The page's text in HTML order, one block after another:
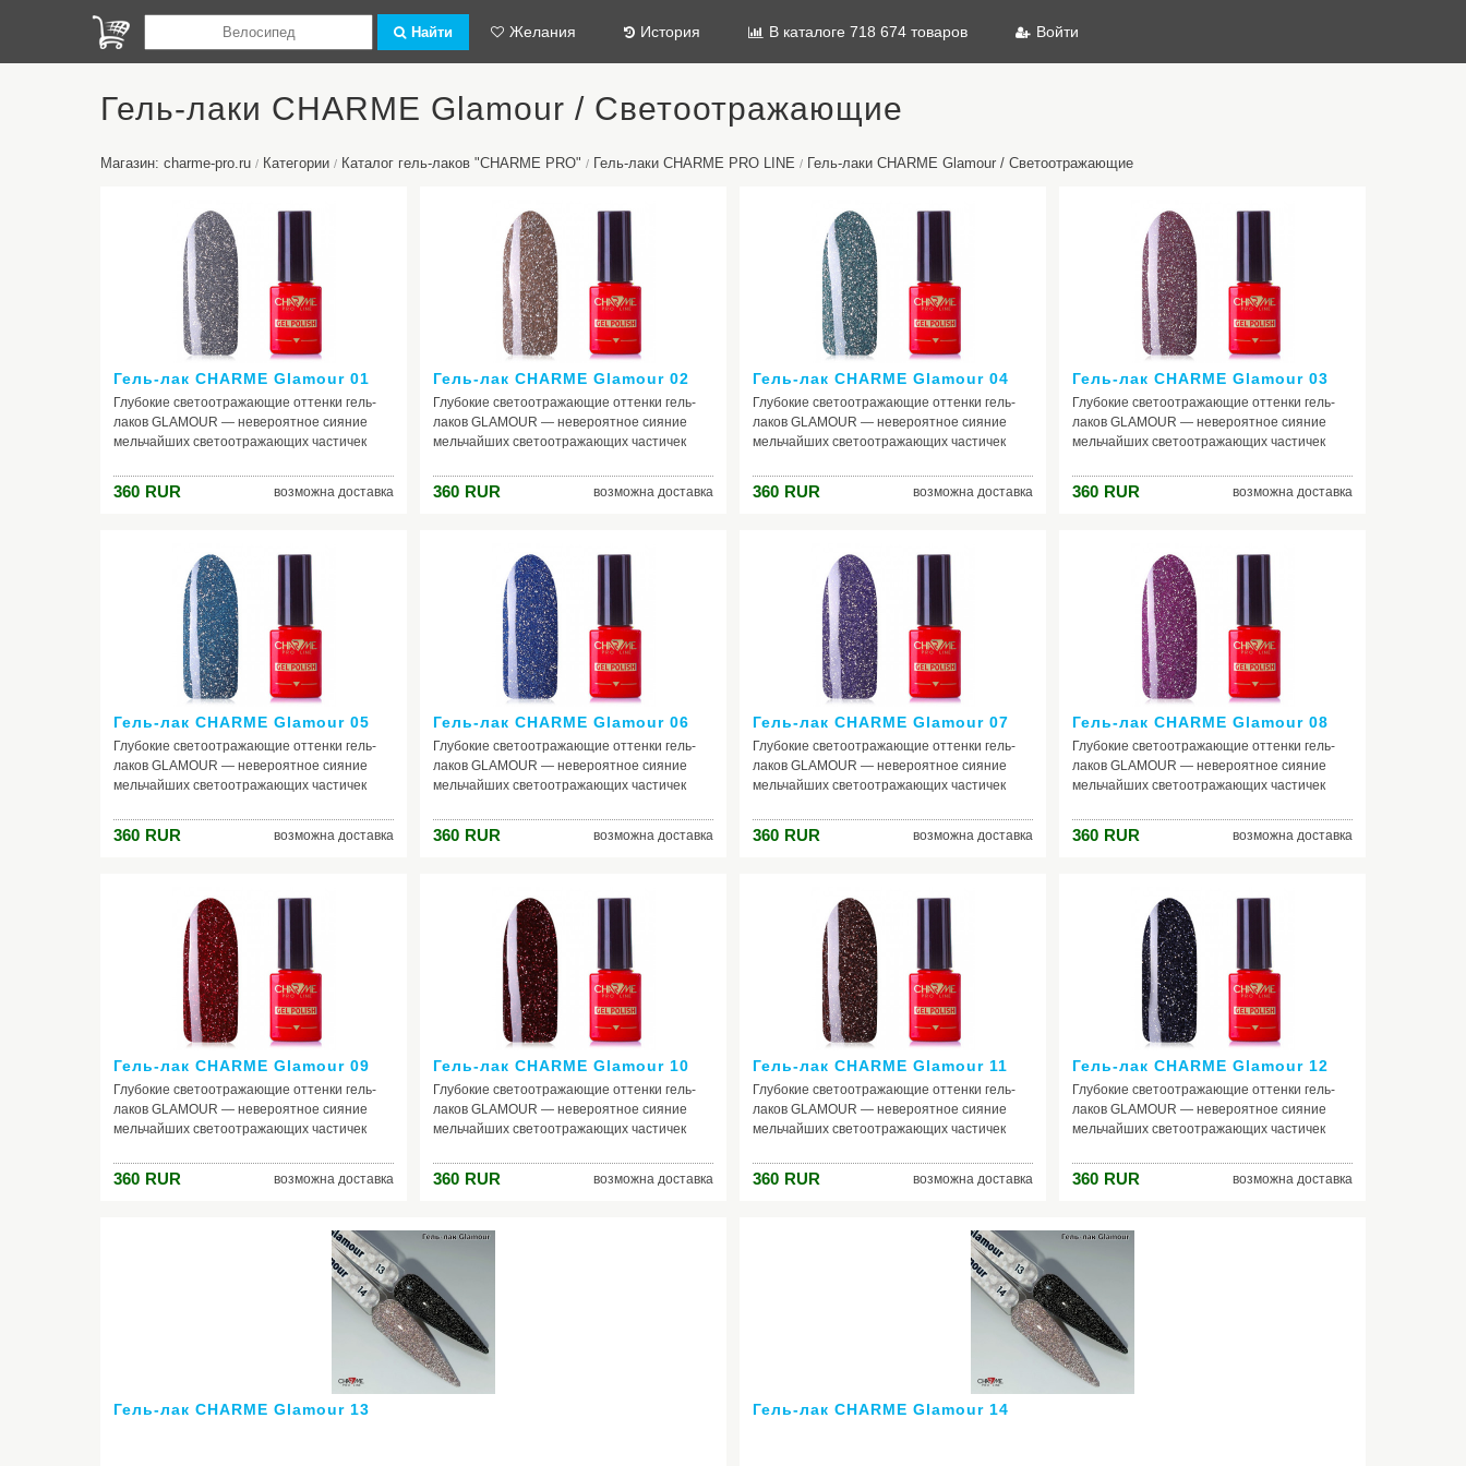
Найти Желания История В каталоге 718 674 товаров Войти
Гель-лаки CHARME Glamour / Светоотражающие
Магазин: charme-pro.ru / Категории / Каталог гель-лаков "CHARME PRO" / Гель-лаки CHARME PRO LINE / Гель-лаки CHARME Glamour / Светоотражающие
Гель-лак CHARME Glamour 01
Глубокие светоотражающие оттенки гель-
лаков GLAMOUR — невероятное сияние
мельчайших светоотражающих частичек
при попадании на покрытие искусственного
освещения.
360 RUR возможна доставка
Гель-лак CHARME Glamour 02
Глубокие светоотражающие оттенки гель-
лаков GLAMOUR — невероятное сияние
мельчайших светоотражающих частичек
при попадании на покрытие искусственного
освещения.
360 RUR возможна доставка
Гель-лак CHARME Glamour 04
Глубокие светоотражающие оттенки гель-
лаков GLAMOUR — невероятное сияние
мельчайших светоотражающих частичек
при попадании на покрытие искусственного
освещения.
360 RUR возможна доставка
Гель-лак CHARME Glamour 03
Глубокие светоотражающие оттенки гель-
лаков GLAMOUR — невероятное сияние
мельчайших светоотражающих частичек
при попадании на покрытие искусственного
освещения.
360 RUR возможна доставка
Гель-лак CHARME Glamour 05
Глубокие светоотражающие оттенки гель-
лаков GLAMOUR — невероятное сияние
мельчайших светоотражающих частичек
при попадании на покрытие искусственного
освещения.
360 RUR возможна доставка
Гель-лак CHARME Glamour 06
Глубокие светоотражающие оттенки гель-
лаков GLAMOUR — невероятное сияние
мельчайших светоотражающих частичек
при попадании на покрытие искусственного
освещения.
360 RUR возможна доставка
Гель-лак CHARME Glamour 07
Глубокие светоотражающие оттенки гель-
лаков GLAMOUR — невероятное сияние
мельчайших светоотражающих частичек
при попадании на покрытие искусственного
освещения.
360 RUR возможна доставка
Гель-лак CHARME Glamour 08
Глубокие светоотражающие оттенки гель-
лаков GLAMOUR — невероятное сияние
мельчайших светоотражающих частичек
при попадании на покрытие искусственного
освещения.
360 RUR возможна доставка
Гель-лак CHARME Glamour 09
Глубокие светоотражающие оттенки гель-
лаков GLAMOUR — невероятное сияние
мельчайших светоотражающих частичек
при попадании на покрытие искусственного
освещения.
360 RUR возможна доставка
Гель-лак CHARME Glamour 10
Глубокие светоотражающие оттенки гель-
лаков GLAMOUR — невероятное сияние
мельчайших светоотражающих частичек
при попадании на покрытие искусственного
освещения.
360 RUR возможна доставка
Гель-лак CHARME Glamour 11
Глубокие светоотражающие оттенки гель-
лаков GLAMOUR — невероятное сияние
мельчайших светоотражающих частичек
при попадании на покрытие искусственного
освещения.
360 RUR возможна доставка
Гель-лак CHARME Glamour 12
Глубокие светоотражающие оттенки гель-
лаков GLAMOUR — невероятное сияние
мельчайших светоотражающих частичек
при попадании на покрытие искусственного
освещения.
360 RUR возможна доставка
Гель-лак CHARME Glamour 13 Гель-лак CHARME Glamour 14